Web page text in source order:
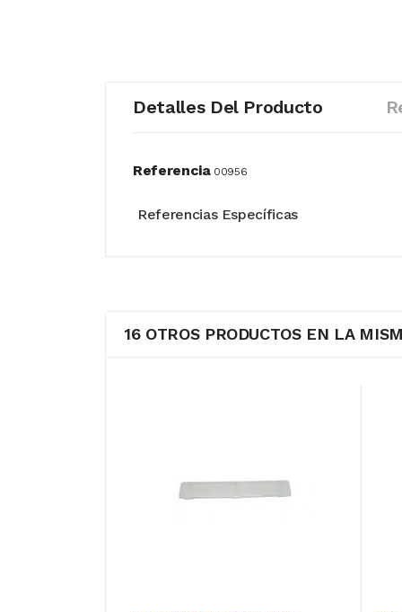
Detalles Del Producto
Referencia 00956
Referencias Específicas
16 OTROS PRODUCTOS EN LA